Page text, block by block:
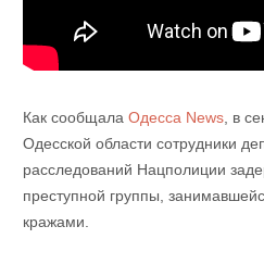
Как сообщала Одесса News, в
Одесской области сотрудники
расследований Нацполиции
преступной группы,
кражами.